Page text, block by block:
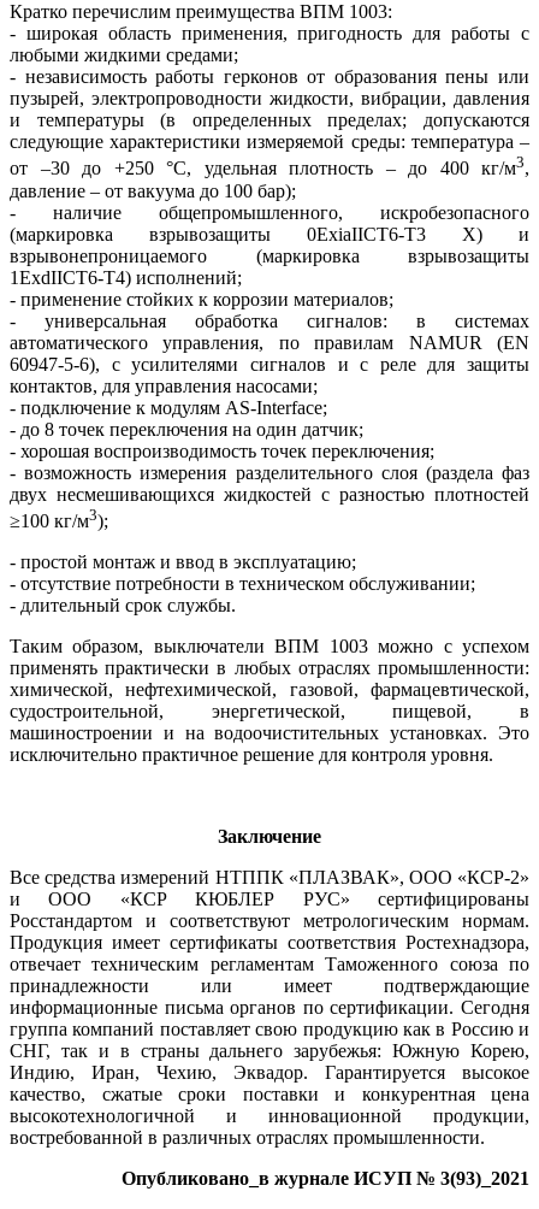
Кратко перечислим преимущества ВПМ 1003:
- широкая область применения, пригодность для работы с
любыми жидкими средами;
- независимость работы герконов от образования пены или
пузырей, электропроводности жидкости, вибрации, давления
и температуры (в определенных пределах; допускаются
следующие характеристики измеряемой среды: температура –
от –30 до +250 °C, удельная плотность – до 400 кг/м3,
давление – от вакуума до 100 бар);
- наличие общепромышленного, искробезопасного
(маркировка взрывозащиты 0ExiaIICT6-T3 X) и
взрывонепроницаемого (маркировка взрывозащиты
1ExdIICT6-T4) исполнений;
- применение стойких к коррозии материалов;
- универсальная обработка сигналов: в системах
автоматического управления, по правилам NAMUR (EN
60947-5-6), с усилителями сигналов и с ре­ле для защиты
контактов, для управления насосами;
- подключение к модулям AS-Interface;
- до 8 точек переключения на один датчик;
- хорошая воспроизводимость точек переключения;
- возможность измерения разделительного слоя (раздела фаз
двух несмешивающихся жидкостей с разностью плотностей
≥100 кг/м3);
- простой монтаж и ввод в эксплуатацию;
- отсутствие потребности в техническом обслуживании;
- длительный срок службы.
Таким образом, выключатели ВПМ 1003 можно с успехом
применять практически в любых отраслях промышленности:
химической, нефтехимической, газовой, фармацевтической,
судостроительной, энергетической, пищевой, в
машиностроении и на водоочистительных установках. Это
исключительно практичное решение для контроля уровня.
Заключение
Все средства измерений ­НТППК «ПЛАЗВАК», ООО «КСР-2»
и ООО «КСР ­КЮБЛЕР РУС» сертифицированы
Росстандартом и соответствуют метрологическим нормам.
Продукция имеет сертификаты соответствия Ростехнадзора,
отвечает техническим регламентам Таможенного союза по
принадлежности или имеет подтверждающие
информационные письма органов по сертификации. Сегодня
группа компаний поставляет свою продукцию как в Россию и
СНГ, так и в страны дальнего зарубежья: Южную Корею,
Индию, Иран, Чехию, Эквадор. Гарантируется высокое
качество, сжатые сроки поставки и конкурентная це­на
высокотехнологичной и инновационной продукции,
востребованной в различных отраслях промышленности.
Опубликовано_в журнале ИСУП № 3(93)_2021